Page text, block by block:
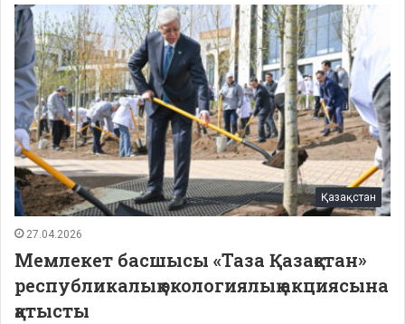
Қазақстан
27.04.2026
Мемлекет басшысы «Таза Қазақстан»
республикалық экологиялық акциясына
қатысты